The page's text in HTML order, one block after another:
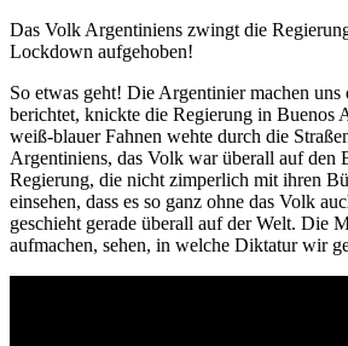
Das Volk Argentiniens zwingt die
Lockdown aufgehoben!
So etwas geht! Die Argentinier machen uns
berichtet, knickte die Regierung in Buenos
weiß-blauer Fahnen wehte durch die
Argentiniens, das Volk war überall auf den
Regierung, die nicht zimperlich mit ihren
einsehen, dass es so ganz ohne das Volk
geschieht gerade überall auf der Welt. Die
aufmachen, sehen, in welche Diktatur wir